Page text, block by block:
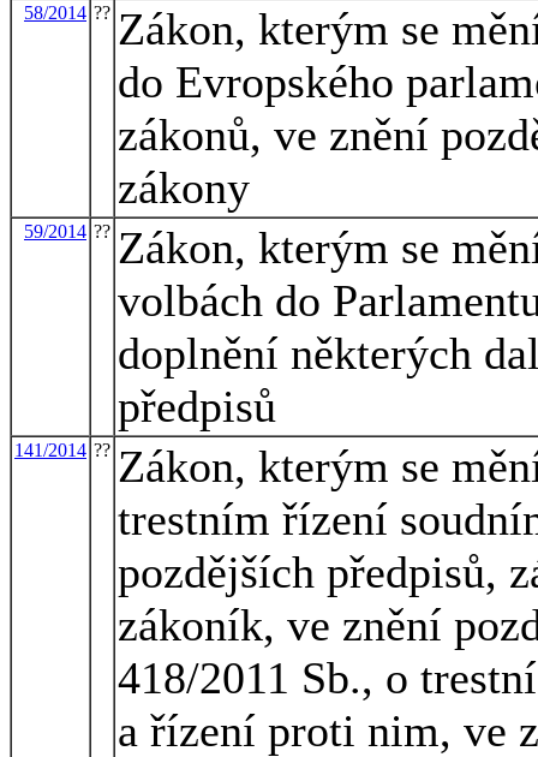
58/2014 ?? Zákon, kterým se
do Evropského
zákonů, ve znění
zákony
59/2014 ?? Zákon, kterým se
volbách do
doplnění některých
předpisů
141/2014 ?? Zákon, kterým se
trestním řízení
pozdějších předpisů,
zákoník, ve znění
418/2011 Sb., o
a řízení proti nim, ve